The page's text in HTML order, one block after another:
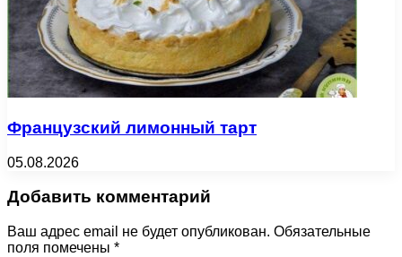
Французский лимонный тарт
05.08.2026
Добавить комментарий
Ваш адрес email не будет опубликован. Обязательные
поля помечены *